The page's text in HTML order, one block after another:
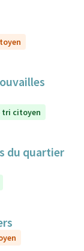
tri citoyen
du quartier